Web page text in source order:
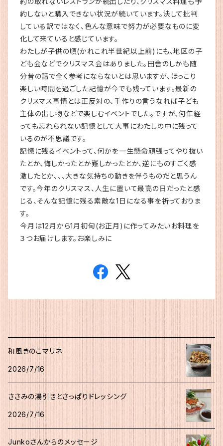
約しないと購入できない状況が続いています。決して批判
している訳ではなく、色んな意味で努力が必要なものに変
化して来ていると感じています。
わたしが子供の頃(かれこれ半世紀以上前)にも、地区の子
ども会などでクリスマス会はありました。田舎のしかも随
分昔の話で全く参考にならないとは思いますが、ほっこり
楽しい時間を過ごした記憶が今でも残っています。最新の
クリスマス事情とは正反対の、手作りの言うなれば子ども
主体の出し物などで楽しむイベントでした。ですが、何年経
っても忘れられない記憶として大事にわたしの中に残って
いるのが不思議です。
記憶に残るイベントって、何かを一生懸命頑張ってやり抜い
たとか、悔しかったとか難しかったとか、逆にものすごく感
激したとか、、、大きな気持ちの動きを伴うものだと思うん
です。今年のクリスマス、人生に置いて最高の日だったと感
じる、そんな記憶に残る素敵な1日になる事を祈っておりま
す。
今月は12月から1月初旬(お正月)に作ってみたいお料理を
３つお届けします。お楽しみに
和風きのこマリネ
2026/7/16
ささみの湯引きとさっぱりドレッシング
2026/7/16
Junkoさんからのメッセージ